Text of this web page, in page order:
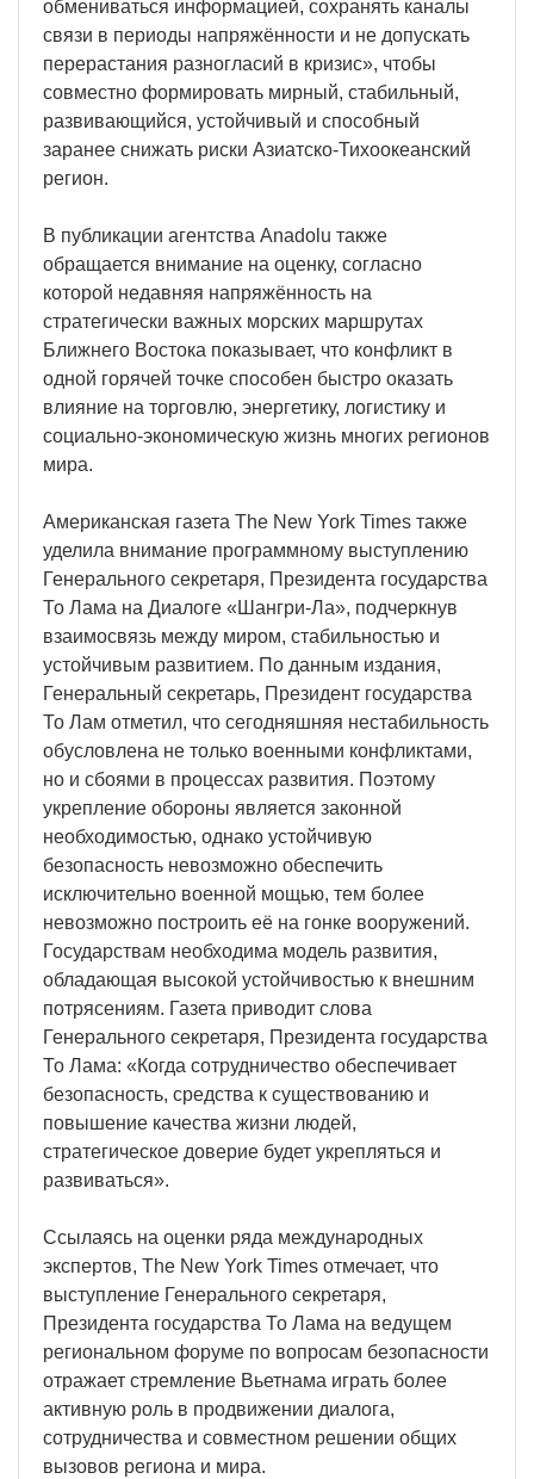
обмениваться информацией, сохранять каналы
связи в периоды напряжённости и не допускать
перерастания разногласий в кризис», чтобы
совместно формировать мирный, стабильный,
развивающийся, устойчивый и способный
заранее снижать риски Азиатско-Тихоокеанский
регион.
В публикации агентства Anadolu также
обращается внимание на оценку, согласно
которой недавняя напряжённость на
стратегически важных морских маршрутах
Ближнего Востока показывает, что конфликт в
одной горячей точке способен быстро оказать
влияние на торговлю, энергетику, логистику и
социально-экономическую жизнь многих регионов
мира.
Американская газета The New York Times также
уделила внимание программному выступлению
Генерального секретаря, Президента государства
То Лама на Диалоге «Шангри-Ла», подчеркнув
взаимосвязь между миром, стабильностью и
устойчивым развитием. По данным издания,
Генеральный секретарь, Президент государства
То Лам отметил, что сегодняшняя нестабильность
обусловлена не только военными конфликтами,
но и сбоями в процессах развития. Поэтому
укрепление обороны является законной
необходимостью, однако устойчивую
безопасность невозможно обеспечить
исключительно военной мощью, тем более
невозможно построить её на гонке вооружений.
Государствам необходима модель развития,
обладающая высокой устойчивостью к внешним
потрясениям. Газета приводит слова
Генерального секретаря, Президента государства
То Лама: «Когда сотрудничество обеспечивает
безопасность, средства к существованию и
повышение качества жизни людей,
стратегическое доверие будет укрепляться и
развиваться».
Ссылаясь на оценки ряда международных
экспертов, The New York Times отмечает, что
выступление Генерального секретаря,
Президента государства То Лама на ведущем
региональном форуме по вопросам безопасности
отражает стремление Вьетнама играть более
активную роль в продвижении диалога,
сотрудничества и совместном решении общих
вызовов региона и мира.